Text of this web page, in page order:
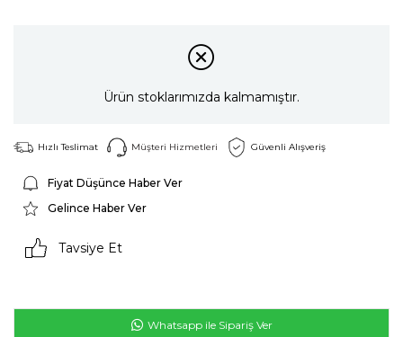
Ürün stoklarımızda kalmamıştır.
Hızlı Teslimat Müşteri Hizmetleri Güvenli Alışveriş
Fiyat Düşünce Haber Ver
Gelince Haber Ver
Tavsiye Et
Whatsapp ile Sipariş Ver